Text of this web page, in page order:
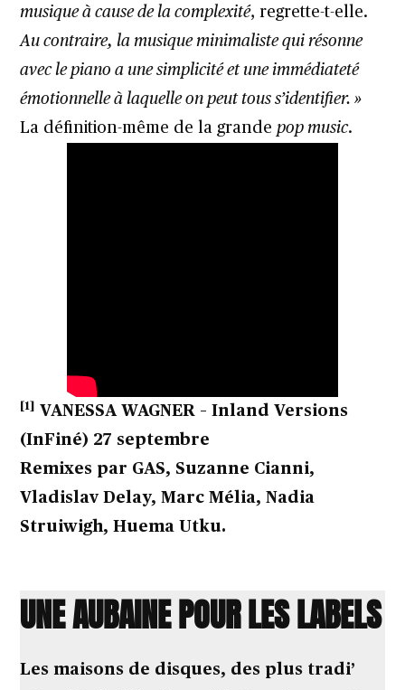
musique à cause de la complexité, regrette-t-elle.
Au contraire, la musique minimaliste qui résonne
avec le piano a une simplicité et une immédiateté
émotionnelle à laquelle on peut tous s’identifier. »
La définition-même de la grande pop music.
[1]
VANESSA WAGNER – Inland Versions
(InFiné) 27 septembre
Remixes par GAS, Suzanne Cianni,
Vladislav Delay, Marc Mélia, Nadia
Struiwigh, Huema Utku.
UNE AUBAINE POUR LES LABELS
Les maisons de disques, des plus tradi’